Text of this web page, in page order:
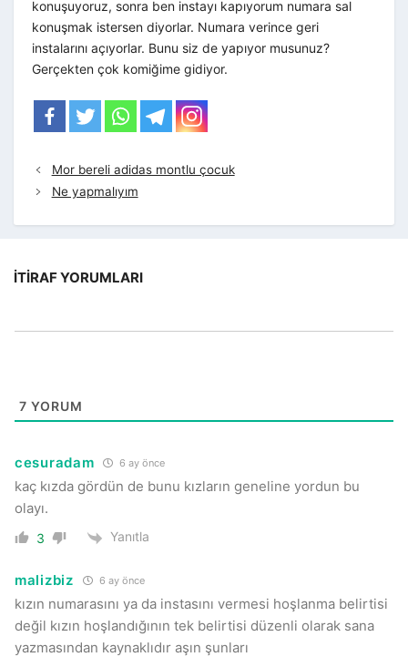
konuşuyoruz, sonra ben instayı kapıyorum numara sal
konuşmak istersen diyorlar. Numara verince geri
instalarını açıyorlar. Bunu siz de yapıyor musunuz?
Gerçekten çok komiğime gidiyor.
Mor bereli adidas montlu çocuk
Ne yapmalıyım
İTIRAF YORUMLARI
7 YORUM
cesuradam 6 ay önce
kaç kızda gördün de bunu kızların geneline yordun bu
olayı.
3 Yanıtla
malizbiz 6 ay önce
kızın numarasını ya da instasını vermesi hoşlanma belirtisi
değil kızın hoşlandığının tek belirtisi düzenli olarak sana
yazmasından kaynaklıdır aşın şunları